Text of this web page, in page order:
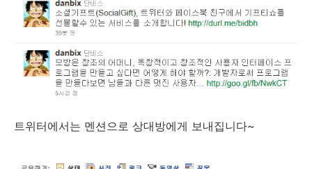
트위터에서는 멘션으로 상대방에게 보내집니다~